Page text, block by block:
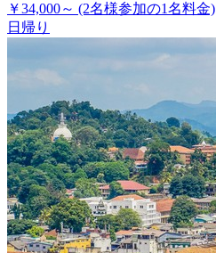
￥34,000～ (2名様参加の1名料金)
日帰り